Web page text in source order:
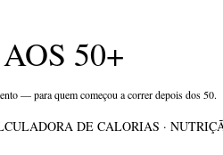
50+
— para quem começou a correr depois dos 50.
DE CALORIAS